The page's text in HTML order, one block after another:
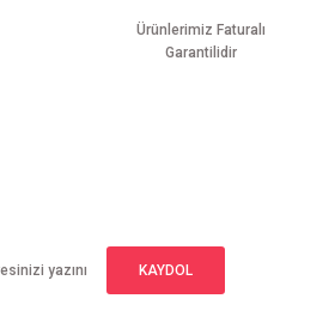
Ürünlerimiz Faturalı
Garantilidir
KAYDOL